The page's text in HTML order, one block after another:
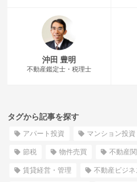
沖田 豊明
不動産鑑定士・税理士
タグから記事を探す
アパート投資 マンション投資
節税 物件売買 不動産
賃貸経営・管理 不動産ビジネ